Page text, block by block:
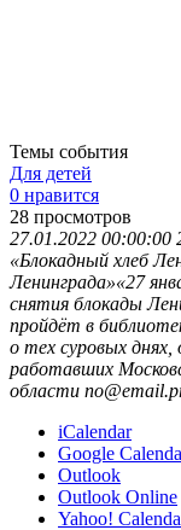
Темы события
Для детей
0 нравится
28 просмотров
27.01.2022 00:00:00
«Блокадный хлеб
Ленинграда»«27
снятия блокады
пройдёт в
о тех суровых днях,
работавших
области
iCalendar
Google
Outlook
Outlook Online
Yahoo!